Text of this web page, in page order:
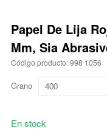
Papel De Lija
Mm, Sia
Código producto: 998 1056
Grano
En stock